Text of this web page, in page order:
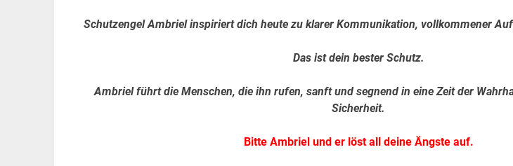
Schutzengel Ambriel inspiriert dich heute zu klarer Kommunikation, vollkommener
Das ist dein bester Schutz.
Ambriel führt die Menschen, die ihn rufen, sanft und segnend in eine Zeit der
Sicherheit.
Bitte Ambriel und er löst all deine Ängste auf.